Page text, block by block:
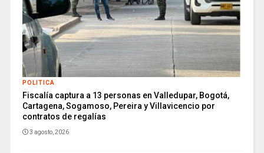
POLITICA
Fiscalía captura a 13 personas en Valledupar, Bogotá,
Cartagena, Sogamoso, Pereira y Villavicencio por
contratos de regalías
3 agosto, 2026